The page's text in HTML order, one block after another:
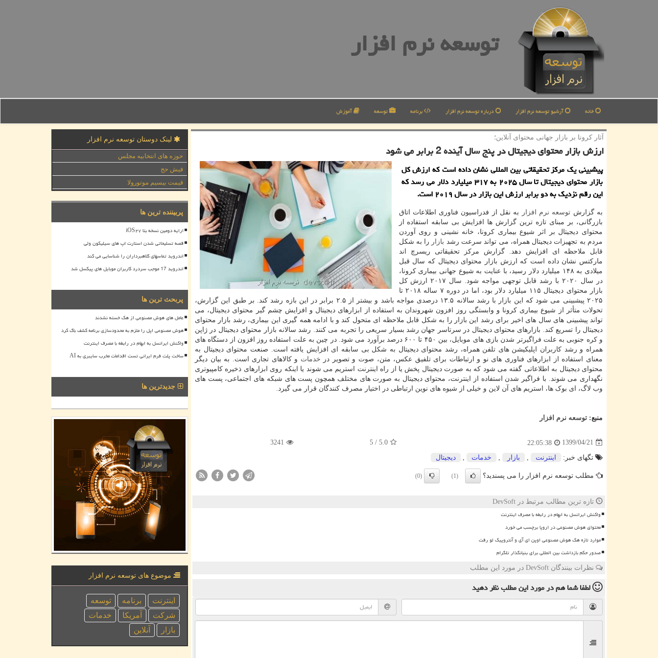
توسعه نرم افزار
خانه آرشیو توسعه نرم افزار درباره توسعه نرم افزار برنامه توسعه آموزش
آثار كرونا بر بازار جهانی محتوای آنلاین؛
ارزش بازار محتوای دیجیتال در پنج سال آینده 2 برابر می شود
پیشبینی یك مركز تحقیقاتی بین المللی نشان داده است كه ارزش كل
بازار محتوای دیجیتال تا سال ۲۰۲۵ به ۳۱۷ میلیارد دلار می رسد كه
این رقم نزدیك به دو برابر ارزش این بازار در سال ۲۰۱۹ است.
به گزارش توسعه نرم افزار
به نقل از فدراسیون فناوری اطلاعات اتاق
بازرگانی، بر مبنای تازه ترین گزارش ها افزایش بی سابقه استفاده از
محتوای دیجیتال بر اثر شیوع بیماری کرونا، خانه نشینی و روی آوردن
مردم به تجهیزات دیجیتال همراه، می تواند سرعت رشد بازار را به شکل
قابل ملاحظه ای افزایش دهد. گزارش مرکز تحقیقاتی ریسرچ اند
مارکتس نشان داده است که ارزش بازار محتوای دیجیتال که سال قبل
میلادی به ۱۴۸ میلیارد دلار رسید، با عنایت به شیوع جهانی بیماری کرونا،
در سال ۲۰۲۰ با رشد قابل توجهی مواجه شود. سال ۲۰۱۷ ارزش کل
بازار محتوای دیجیتال ۱۱۵ میلیارد دلار بود، اما در دوره ۷ ساله ۲۰۱۸ تا
۲۰۲۵ پیشبینی می شود که این بازار با رشد سالانه ۱۳.۵ درصدی مواجه باشد و بیشتر از ۲.۵ برابر در این بازه رشد کند. بر طبق این گزارش،
تحولات متأثر از شیوع بیماری کرونا و وابستگی روز افزون شهروندان به استفاده از ابزارهای دیجیتال و افزایش چشم گیر محتوای دیجیتال، می
تواند پیشبینی های سال های اخیر برای رشد این بازار را به شکل قابل ملاحظه ای متحول کند و با ادامه همه گیری این بیماری، رشد بازار محتوای
دیجیتال را تسریع کند. بازارهای محتوای دیجیتال در سرتاسر جهان رشد بسیار سریعی را تجربه می کنند. رشد سالانه بازار محتوای دیجیتال در ژاپن
و کره جنوبی به علت فراگیرتر شدن بازی های موبایل، بین ۴۵۰ تا ۶۰۰ درصد برآورد می شود. در چین به علت استفاده روز افزون از دستگاه های
همراه و رشد کاربران اپلیکیشن های تلفن همراه، رشد محتوای دیجیتال به شکل بی سابقه ای افزایش یافته است. صنعت محتوای دیجیتال به
معنای استفاده از ابزارهای فناوری های نو و ارتباطات برای تلفیق عکس، متن، صوت و تصویر در خدمات و کالاهای تجاری است. به بیان دیگر
محتوای دیجیتال به اطلاعاتی گفته می شود که به صورت دیجیتال پخش یا از راه اینترنت استریم می شوند یا اینکه روی ابزارهای ذخیره کامپیوتری
نگهداری می شوند. با فراگیر شدن استفاده از اینترنت، محتوای دیجیتال به صورت های مختلف همچون پست های شبکه های اجتماعی، پست های
وب لاگ، ای بوک ها، استریم های آن لاین و خیلی از شیوه های نوین ارتباطی در اختیار مصرف کنندگان قرار می گیرد.
منبع: توسعه نرم افزار
1399/04/21
22:05:38
5.0
/
5
3241
تگهای خبر: اینترنت بازار خدمات دیجیتال
مطلب توسعه نرم افزار را می پسندید؟ (1)
(0)
تازه ترین مطالب مرتبط در DevSoft
واکنش ایرانسل به ابهام در رابطه با مصرف اینترنت
محتوای هوش مصنوعی در اروپا برچسب می خورد
موارد تازه هک هوش مصنوعی اوپن ای آی و آنتروپیک لو رفت
صدور حکم بازداشت بین المللی برای بنیانگذار تلگرام
نظرات بینندگان DevSoft در مورد این مطلب
لطفا شما همدر مورد این مطلبنظر دهید
لینک دوستان توسعه نرم افزار
حوزه های انتخابیه مجلس
فیش حج
قیمت بیسیم موتورولا
پربیننده ترین ها
ارایه دومین نسخه بتا iOS۲۷
قصه تسلیحاتی شدن استارت اپ های سیلیکون ولی
اندروید تماسهای کلاهبرداران را شناسایی می کند
اندروید 17 موجب سردرد کاربران موبایل های پیکسل شد
پربحث ترین ها
عامل های هوش مصنوعی از هک خسته نشدند
هوش مصنوعی اپل را ملزم به محدودسازی برنامه کشف باگ کرد
واکنش ایرانسل به ابهام در رابطه با مصرف اینترنت
ساخت پلت فرم ایرانی تست اقدامات مخرب سایبری به AI
جدیدترین ها
موضوع های توسعه نرم افزار
اینترنت برنامه
توسعه
شركت
آمریكا
خدمات
بازار
آنلاین